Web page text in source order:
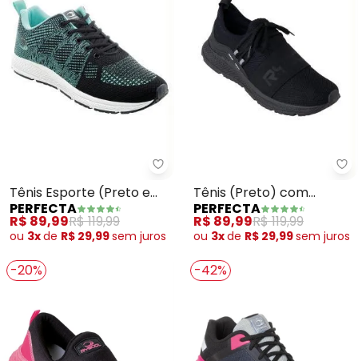
Perfecta - Tênis Esporte
Tênis Esporte (Preto e
Verde Água) em Tecido.
PERFECTA
R$ 89,99R$ 119,99
ou 3xde R$ 29,99sem juros
Tênis (Preto) com
Elástico no Cabedal
PERFECTA
R$ 89,99R$ 119,99
ou 3xde R$ 29,99sem juros
-20% -42%